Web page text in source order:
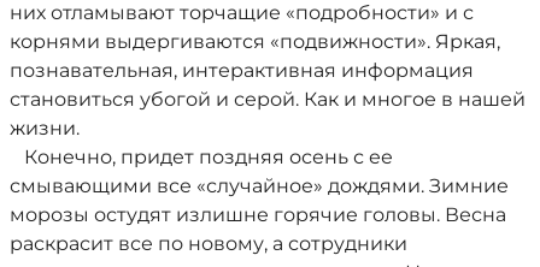
них отламывают торчащие «подробности» и с
корнями выдергиваются «подвижности». Яркая,
познавательная, интерактивная информация
становиться убогой и серой. Как и многое в нашей
жизни.
Конечно, придет поздняя осень с ее
смывающими все «случайное» дождями. Зимние
морозы остудят излишне горячие головы. Весна
раскрасит все по новому, а сотрудники